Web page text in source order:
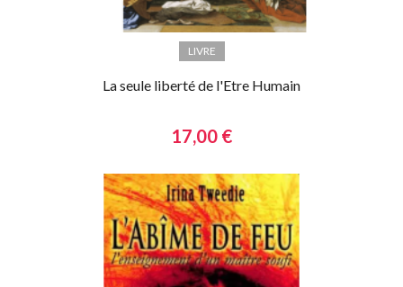
LIVRE
La seule liberté de l'Etre Humain
17,00 €